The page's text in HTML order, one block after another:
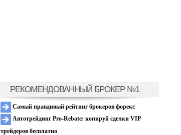
РЕКОМЕНДОВАННЫЙ БРОКЕР №1
Самый правдивый рейтинг брокеров форекс
Автотрейдинг Pro-Rebate: копируй сделки VIP
трейдеров бесплатно